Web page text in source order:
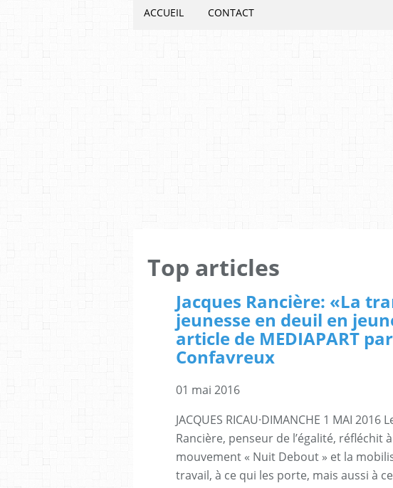
ACCUEIL CONTACT
Top articles
Jacques Rancière: «La
jeunesse en deuil en
article de MEDIAPART
Confavreux
01 mai 2016
JACQUES RICAU·DIMANCHE 1 MAI
Rancière, penseur de l’égalité, réfléchit
mouvement « Nuit Debout » et la
travail, à ce qui les porte, mais aussi à